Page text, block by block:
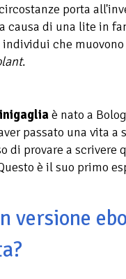
porta
causa di una lite in
individui che
.
è nato a
passato una vita
di provare a scrivere
è il suo primo
versione